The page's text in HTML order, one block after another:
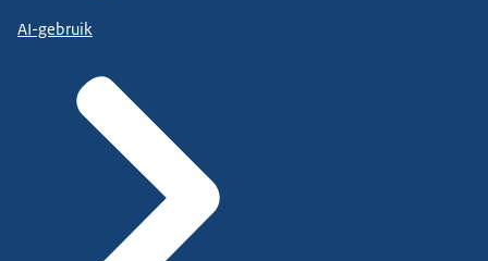
AI-gebruik